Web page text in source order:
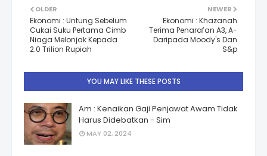
NEWER
Ekonomi : Khazanah
Terima Penarafan A3, A-
Daripada Moody's Dan
S&p
OLDER
Ekonomi : Untung Sebelum
Cukai Suku Pertama Cimb
Niaga Melonjak Kepada
2.0 Trilion Rupiah
YOU MAY LIKE THESE POSTS
Am : Kenaikan Gaji Penjawat Awam Tidak
Harus Didebatkan - Sim
MAY 02, 2024